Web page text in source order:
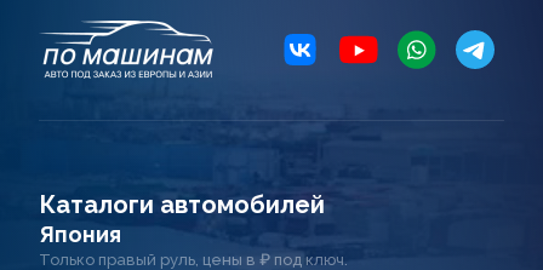
Каталоги автомобилей
Япония
Только правый руль, цены в ₽ под ключ.